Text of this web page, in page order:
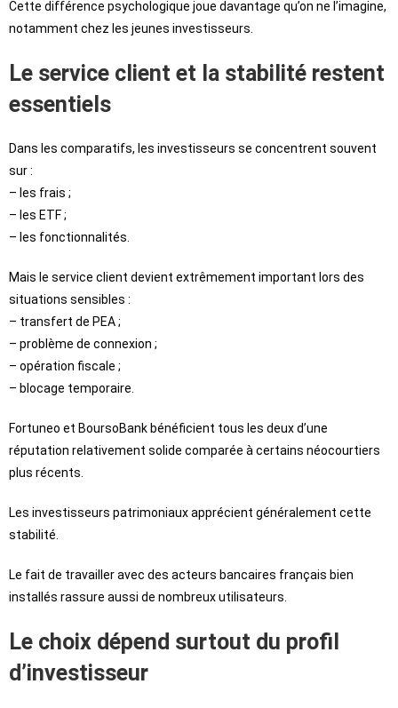
Cette différence psychologique joue davantage qu’on ne l’imagine,
notamment chez les jeunes investisseurs.
Le service client et la stabilité restent
essentiels
Dans les comparatifs, les investisseurs se concentrent souvent
sur :
– les frais ;
– les ETF ;
– les fonctionnalités.
Mais le service client devient extrêmement important lors des
situations sensibles :
– transfert de PEA ;
– problème de connexion ;
– opération fiscale ;
– blocage temporaire.
Fortuneo et BoursoBank bénéficient tous les deux d’une
réputation relativement solide comparée à certains néocourtiers
plus récents.
Les investisseurs patrimoniaux apprécient généralement cette
stabilité.
Le fait de travailler avec des acteurs bancaires français bien
installés rassure aussi de nombreux utilisateurs.
Le choix dépend surtout du profil
d’investisseur